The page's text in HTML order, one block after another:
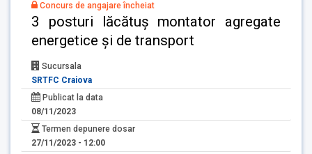
Concurs de angajare încheiat
3 posturi lăcătuș montator agregate
energetice și de transport
Sucursala
SRTFC Craiova
Publicat la data
08/11/2023
Termen depunere dosar
27/11/2023 - 12:00